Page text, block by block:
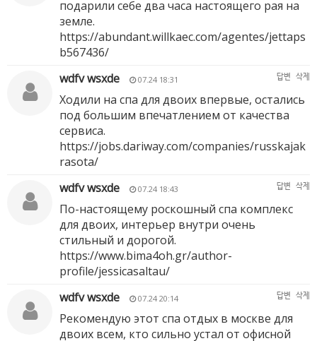
подарили себе два часа настоящего рая на
земле.
https://abundant.willkaec.com/agentes/jettaps
b567436/
wdfv wsxde
07.24 18:31 답변 삭제
Ходили на спа для двоих впервые, остались
под большим впечатлением от качества
сервиса.
https://jobs.dariway.com/companies/russkajak
rasota/
wdfv wsxde
07.24 18:43 답변 삭제
По-настоящему роскошный спа комплекс
для двоих, интерьер внутри очень
стильный и дорогой.
https://www.bima4oh.gr/author-
profile/jessicasaltau/
wdfv wsxde
07.24 20:14 답변 삭제
Рекомендую этот спа отдых в москве для
двоих всем, кто сильно устал от офисной